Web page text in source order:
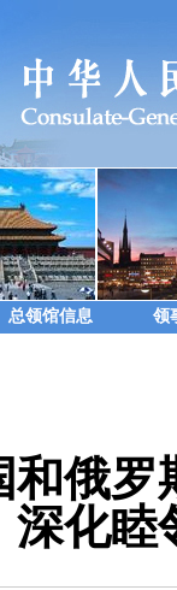
总领馆信息 领
和俄
深化睦